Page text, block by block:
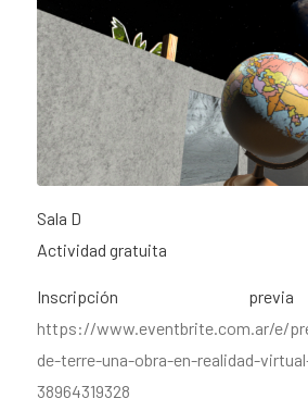
Sala D
Actividad gratuita
Inscripción
https://www.eventbrite.com.ar/e/
de-terre-una-obra-en-realidad-
38964319328